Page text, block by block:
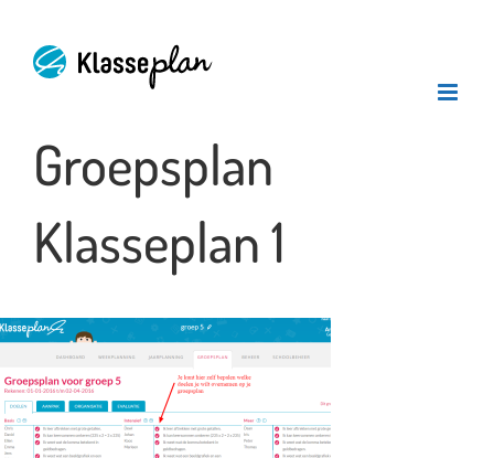
inhoud
Groepsplan
Klasseplan 1